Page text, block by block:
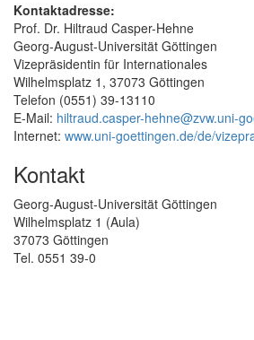
Kontaktadresse:
Prof. Dr. Hiltraud Casper-Hehne
Georg-August-Universität Göttingen
Vizepräsidentin für Internationales
Wilhelmsplatz 1, 37073 Göttingen
Telefon (0551) 39-13110
E-Mail: hiltraud.casper-hehne@zvw.uni-
Internet: www.uni-goettingen.de/de/
Kontakt
Georg-August-Universität Göttingen
Wilhelmsplatz 1 (Aula)
37073 Göttingen
Tel. 0551 39-0